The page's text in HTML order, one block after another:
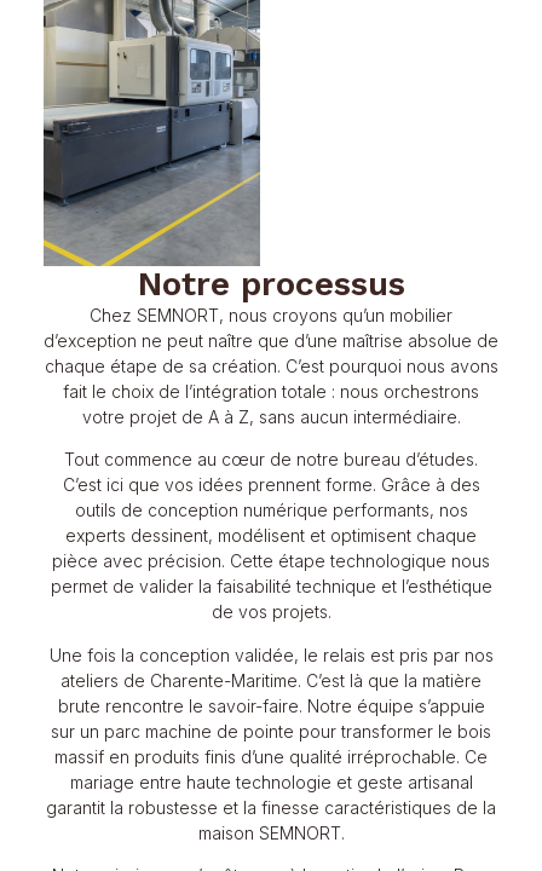
Notre processus
Chez SEMNORT, nous croyons qu’un mobilier
d’exception ne peut naître que d’une maîtrise absolue de
chaque étape de sa création. C’est pourquoi nous avons
fait le choix de l’intégration totale : nous orchestrons
votre projet de A à Z, sans aucun intermédiaire.
Tout commence au cœur de notre bureau d’études.
C’est ici que vos idées prennent forme. Grâce à des
outils de conception numérique performants, nos
experts dessinent, modélisent et optimisent chaque
pièce avec précision. Cette étape technologique nous
permet de valider la faisabilité technique et l’esthétique
de vos projets.
Une fois la conception validée, le relais est pris par nos
ateliers de Charente-Maritime. C’est là que la matière
brute rencontre le savoir-faire. Notre équipe s’appuie
sur un parc machine de pointe pour transformer le bois
massif en produits finis d’une qualité irréprochable. Ce
mariage entre haute technologie et geste artisanal
garantit la robustesse et la finesse caractéristiques de la
maison SEMNORT.